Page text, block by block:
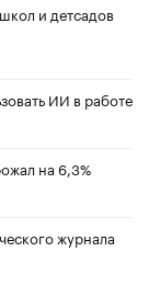
и детсадов
ИИ в работе
на 6,3%
журнала